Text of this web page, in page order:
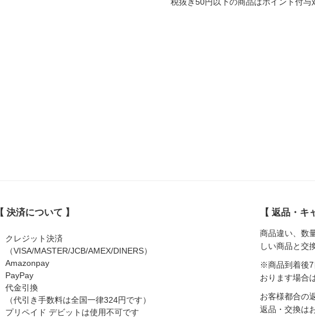
【 決済について 】
クレジット決済
（VISA/MASTER/JCB/AMEX/DINERS）
Amazonpay
PayPay
代金引換
（代引き手数料は全国一律324円です）
プリペイド デビットは使用不可です
【 返品・キ
商品違い、数
しい商品と交
※商品到着後7
おります場合
お客様都合の
返品・交換は